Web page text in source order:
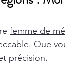
femme de
Que
précision.